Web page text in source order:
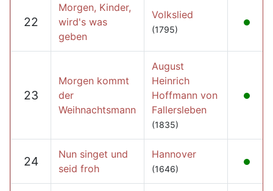
22
Morgen, Kinder,
wird's was
geben
Volkslied
(1795)
23
Morgen kommt
der
Weihnachtsmann
August
Heinrich
Hoffmann von
Fallersleben
(1835)
24
Nun singet und
seid froh
Hannover
(1646)